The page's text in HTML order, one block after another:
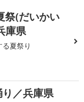
祭(だいかい
庫県
夏祭り
／兵庫県